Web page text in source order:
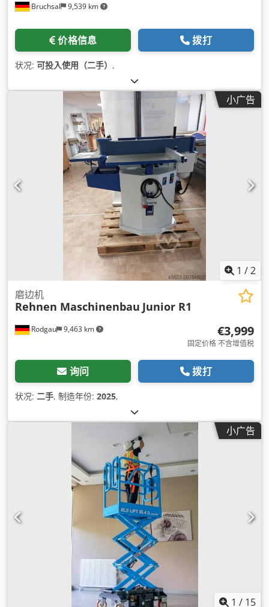
Bruchsal 9,539 km
价格信息 拨打
状况: 可投入使用（二手） ,
小广告
1 /2
Rodgau 9,463 km
磨边机
Rehnen Maschinenbau Junior R1
€3,999
固定价格 不含增值税
询问 拨打
状况: 二手, 制造年份: 2025,
小广告
1 / 15